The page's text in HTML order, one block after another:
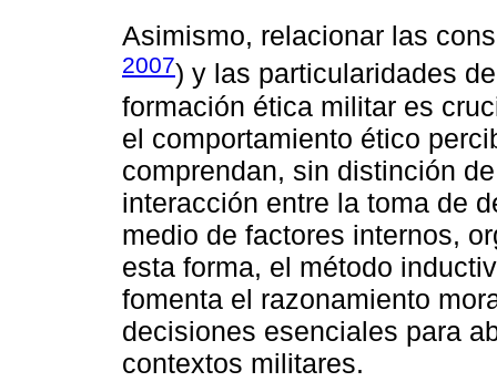
Asimismo, relacionar las
2007) y las particularidades
formación ética militar es
el comportamiento ético
comprendan, sin distinción
interacción entre la toma de
medio de factores internos,
esta forma, el método
fomenta el razonamiento
decisiones esenciales para
contextos militares.